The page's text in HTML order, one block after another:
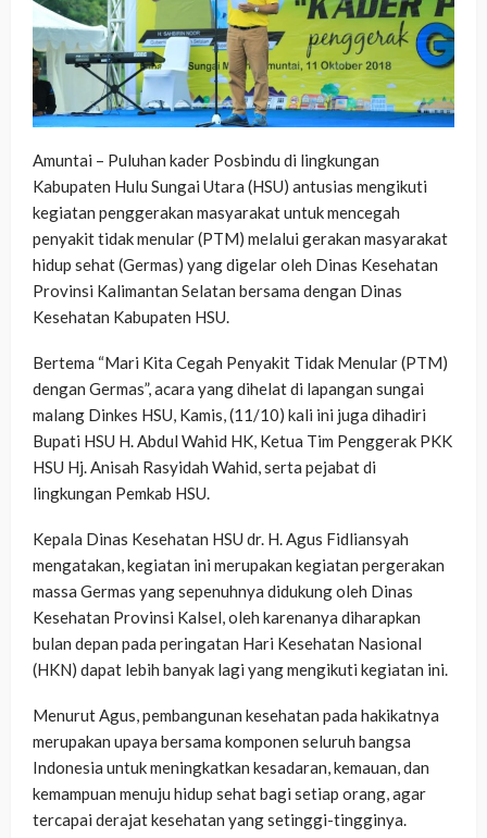
Amuntai – Puluhan kader Posbindu di lingkungan
Kabupaten Hulu Sungai Utara (HSU) antusias mengikuti
kegiatan penggerakan masyarakat untuk mencegah
penyakit tidak menular (PTM) melalui gerakan masyarakat
hidup sehat (Germas) yang digelar oleh Dinas Kesehatan
Provinsi Kalimantan Selatan bersama dengan Dinas
Kesehatan Kabupaten HSU.
Bertema “Mari Kita Cegah Penyakit Tidak Menular (PTM)
dengan Germas”, acara yang dihelat di lapangan sungai
malang Dinkes HSU, Kamis, (11/10) kali ini juga dihadiri
Bupati HSU H. Abdul Wahid HK, Ketua Tim Penggerak PKK
HSU Hj. Anisah Rasyidah Wahid, serta pejabat di
lingkungan Pemkab HSU.
Kepala Dinas Kesehatan HSU dr. H. Agus Fidliansyah
mengatakan, kegiatan ini merupakan kegiatan pergerakan
massa Germas yang sepenuhnya didukung oleh Dinas
Kesehatan Provinsi Kalsel, oleh karenanya diharapkan
bulan depan pada peringatan Hari Kesehatan Nasional
(HKN) dapat lebih banyak lagi yang mengikuti kegiatan ini.
Menurut Agus, pembangunan kesehatan pada hakikatnya
merupakan upaya bersama komponen seluruh bangsa
Indonesia untuk meningkatkan kesadaran, kemauan, dan
kemampuan menuju hidup sehat bagi setiap orang, agar
tercapai derajat kesehatan yang setinggi-tingginya.